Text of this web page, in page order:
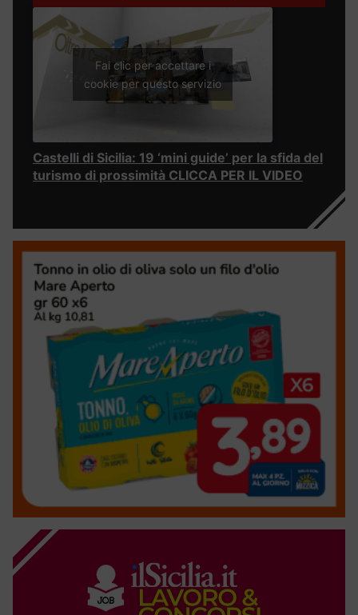
Fai clic per accettare i
cookie per questo servizio
Castelli di Sicilia: 19 ‘mini guide’ per la sfida del
turismo di prossimità CLICCA PER IL VIDEO